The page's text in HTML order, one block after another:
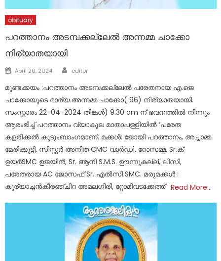
obituary
പറത്താനം അടമ്പക്കല്ലേൽ അന്നമ്മ ചാക്കോ
നിര്യാതയായി
Posted
April 20, 2024 Author
editor
മുണ്ടക്കയം :പറത്താനം അടമ്പക്കല്ലേൽ പരേതനായ എ.ജെ
ചാക്കോയുടെ ഭാര്യ അന്നമ്മ ചാക്കോ( 96) നിര്യാതയായി.
സംസ്കാരം 22-04-2024 തിങ്കൾ) 9.30 am ന് ഭവനത്തിൽ നിന്നും
ആരംഭിച്ച് പറത്താനം വ്യാകുല മാതാപള്ളിയിൽ ‘പരേത
കളരിക്കൽ കുടുംബാംഗമാണ്. മക്കൾ: ജോയി പറത്താനം, അച്ചാമ്മ
മേരിക്കുട്ടി, സിസ്റ്റർ അനിത CMC വാർഡ1, റോസമ്മ, Sr.ക്
ളയർSMC ഉജയിൻ, Sr. ആനി S.M.S. ഊന്നുകല്ല്, ലിസി,
പരേതരായ AC ജോസഫ് Sr. എൽസി SMC. മരുമക്കൾ :
കുര്യാച്ചൻകീരഞ്ചിറ അമലഗിരി, റ്റോമിവടക്കേത്ത് Read More…